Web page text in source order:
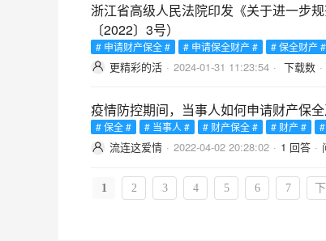
浙江省高级人民法院印发《关于进一步
〔2022〕3号）
# 申请财产保全 # # 申请保全财产 # # 保全财产 #
更精彩的活 · 2024-01-31 11:23:54 · 下载数 ·
疫情防控期间，当事人如何申请财产保全
# 保全 # # 当事人 # # 财产保全 # # 财产 #
流连这爱情 · 2022-04-02 20:28:02 · 1 回答 ·
1 2 3 4 5 6 7